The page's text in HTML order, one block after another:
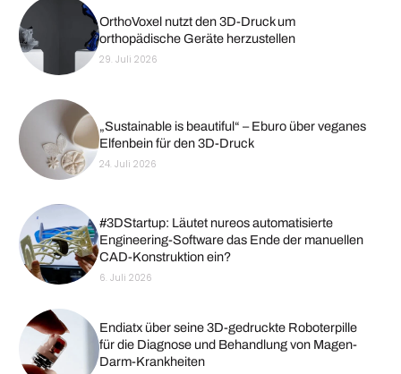
OrthoVoxel nutzt den 3D-Druck um
orthopädische Geräte herzustellen
29. Juli 2026
„Sustainable is beautiful“ – Eburo über veganes
Elfenbein für den 3D-Druck
24. Juli 2026
#3DStartup: Läutet nureos automatisierte
Engineering-Software das Ende der manuellen
CAD-Konstruktion ein?
6. Juli 2026
Endiatx über seine 3D-gedruckte Roboterpille
für die Diagnose und Behandlung von Magen-
Darm-Krankheiten